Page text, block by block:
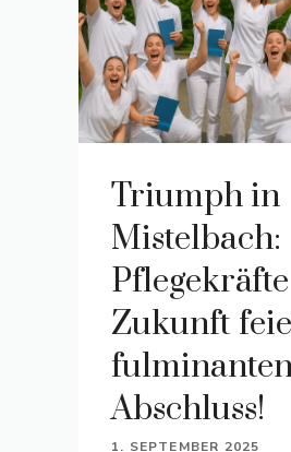
Triumph in
Mistelbach:
Zukunft
Abschluss!
1. SEPTEMBER 2025